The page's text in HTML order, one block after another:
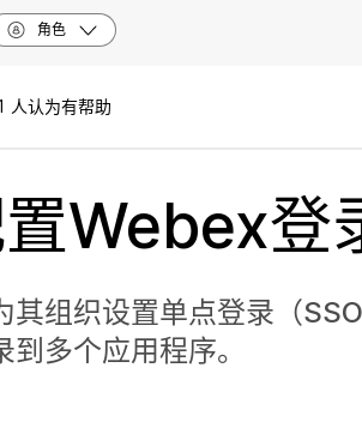
角色
人认为有帮助
Webex登
其组织设置单点登录（
多个应用程序。